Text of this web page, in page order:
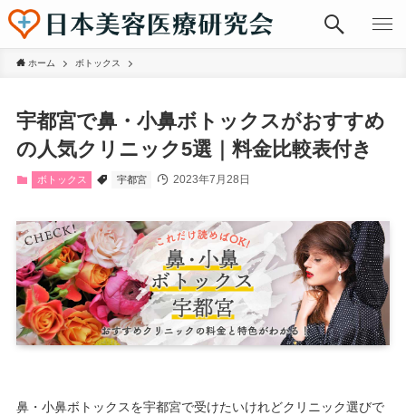
ホーム ボトックス
宇都宮で鼻・小鼻ボトックスがおすすめ
の人気クリニック5選｜料金比較表付き
ボトックス 宇都宮 2023年7月28日
鼻・小鼻ボトックスを宇都宮で受けたいけれどクリニック選びで